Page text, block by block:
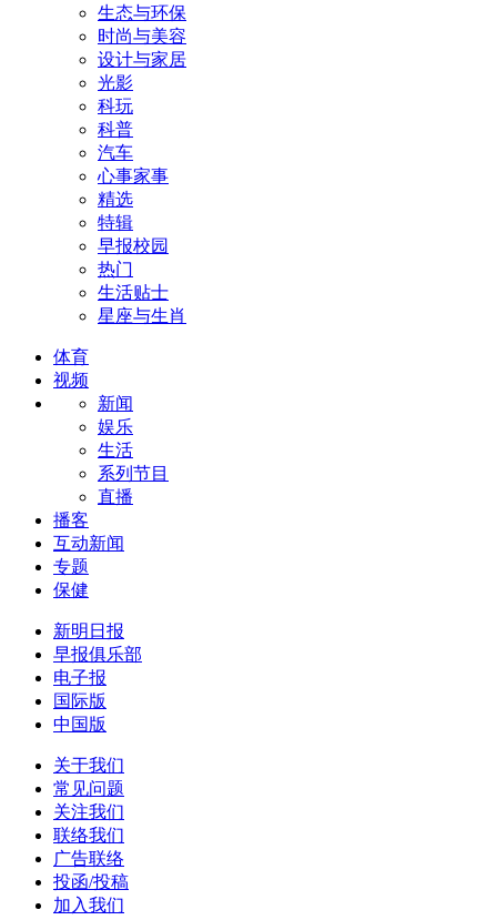
生态与环保
时尚与美容
设计与家居
光影
科玩
科普
汽车
心事家事
精选
特辑
早报校园
热门
生活贴士
星座与生肖
体育
视频
新闻
娱乐
生活
系列节目
直播
播客
互动新闻
专题
保健
新明日报
早报俱乐部
电子报
国际版
中国版
关于我们
常见问题
关注我们
联络我们
广告联络
投函/投稿
加入我们